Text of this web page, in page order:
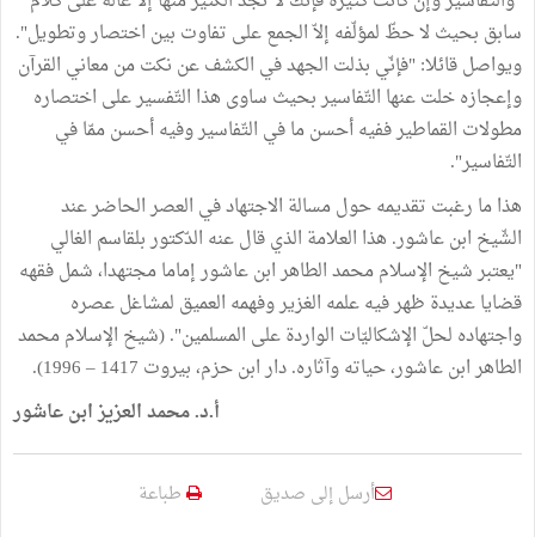
سابق بحيث لا حظّ لمؤلّفه إلاّ الجمع على تفاوت بين اختصار وتطويل".
ويواصل قائلا: "فإنّي بذلت الجهد في الكشف عن نكت من معاني القرآن
وإعجازه خلت عنها التّفاسير بحيث ساوى هذا التّفسير على اختصاره
مطولات القماطير ففيه أحسن ما في التّفاسير وفيه أحسن ممّا في
التّفاسير".
هذا ما رغبت تقديمه حول مسالة الاجتهاد في العصر الحاضر عند
الشّيخ ابن عاشور. هذا العلامة الذي قال عنه الدّكتور بلقاسم الغالي
"يعتبر شيخ الإسلام محمد الطاهر ابن عاشور إماما مجتهدا، شمل فقهه
قضايا عديدة ظهر فيه علمه الغزير وفهمه العميق لمشاغل عصره
واجتهاده لحلّ الإشكاليّات الواردة على المسلمين". (شيخ الإسلام محمد
الطاهر ابن عاشور، حياته وآثاره. دار ابن حزم، بيروت 1417 – 1996).
أ.د. محمد العزيز ابن عاشور
أرسل إلى صديق طباعة